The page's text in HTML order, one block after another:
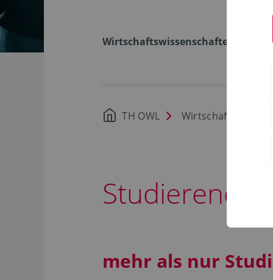
Wirtschaftswissenschaften
TH OWL
mehr als nur